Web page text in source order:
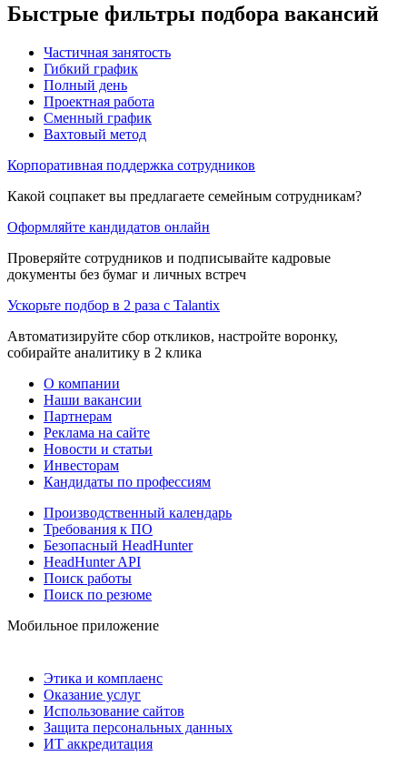
Быстрые фильтры подбора вакансий
Частичная занятость
Гибкий график
Полный день
Проектная работа
Сменный график
Вахтовый метод
Корпоративная поддержка сотрудников
Какой соцпакет вы предлагаете семейным сотрудникам?
Оформляйте кандидатов онлайн
Проверяйте сотрудников и подписывайте кадровые
документы без бумаг и личных встреч
Ускорьте подбор в 2 раза с Talantix
Автоматизируйте сбор откликов, настройте воронку,
собирайте аналитику в 2 клика
О компании
Наши вакансии
Партнерам
Реклама на сайте
Новости и статьи
Инвесторам
Кандидаты по профессиям
Производственный календарь
Требования к ПО
Безопасный HeadHunter
HeadHunter API
Поиск работы
Поиск по резюме
Мобильное приложение
Этика и комплаенс
Оказание услуг
Использование сайтов
Защита персональных данных
ИТ аккредитация